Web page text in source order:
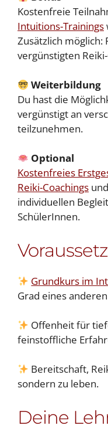
Kostenfreie
Intuitions-Trainings
Zusätzlich möglich:
vergünstigten
Weiterbildung
Du hast die
vergünstigt an
teilzunehmen.
Optional
Kostenfreies
Reiki-Coachings und
individuellen
SchülerInnen.
Grundkurs im
Grad eines
Offenheit für
feinstoffliche
Bereitschaft,
sondern zu leben.
Deine